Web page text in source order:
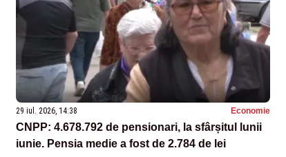
29 iul. 2026, 14:38 Economie
CNPP: 4.678.792 de pensionari, la sfârșitul lunii
iunie. Pensia medie a fost de 2.784 de lei